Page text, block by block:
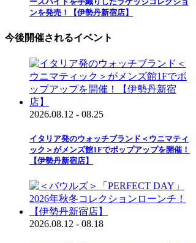
ンを発売！【伊勢丹新宿店】
今後開催されるイベント
2026.08.12 - 08.25
イタリア発のウォッチブランド＜ウニマティ
ック＞がメンズ館1Fでポップアップを開催！
【伊勢丹新宿店】
2026.08.12 - 08.18